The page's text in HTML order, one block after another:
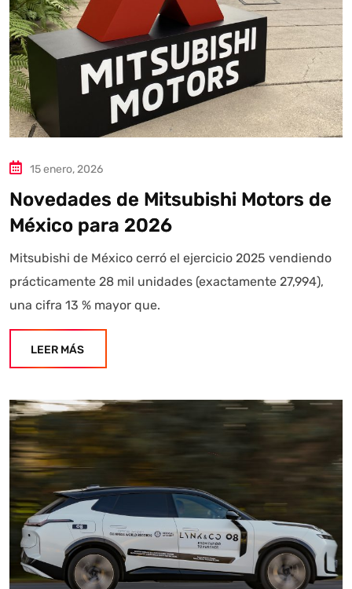
15 enero, 2026
Novedades de Mitsubishi Motors de
México para 2026
Mitsubishi de México cerró el ejercicio 2025 vendiendo
prácticamente 28 mil unidades (exactamente 27,994),
una cifra 13 % mayor que.
LEER MÁS